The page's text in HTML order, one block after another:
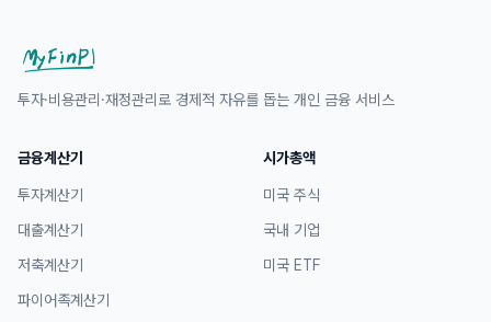
투자·비용관리·재정관리로 경제적 자유를 돕는 개인 금융 서비스
금융계산기
투자계산기
대출계산기
저축계산기
파이어족계산기
시가총액
미국 주식
국내 기업
미국 ETF